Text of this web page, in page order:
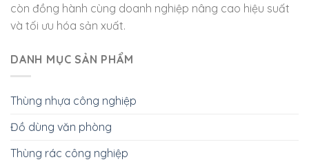
còn đồng hành cùng doanh nghiệp nâng cao hiệu suất
và tối ưu hóa sản xuất.
DANH MỤC SẢN PHẨM
Thùng nhựa công nghiệp
Đồ dùng văn phòng
Thùng rác công nghiệp